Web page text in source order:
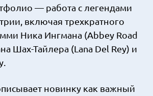
— работа с легендами
включая трехкратного
Ника Ингмана (Abbey Road
Шах-Тайлера (Lana Del Rey) и
новинку как важный